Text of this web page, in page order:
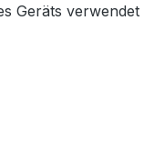
Geräts